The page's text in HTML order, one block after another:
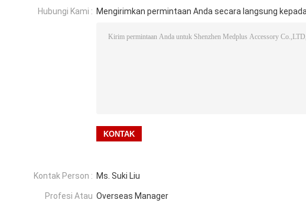
Hubungi Kami : Mengirimkan permintaan Anda secara langsung
Kontak Person : Ms. Suki Liu
Profesi Atau Overseas Manager